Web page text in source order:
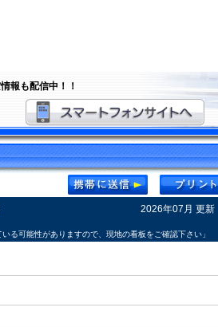
報も配信中！！
2026年07月 更新
いる可能性がありますので、現地の看板をご確認下さい」